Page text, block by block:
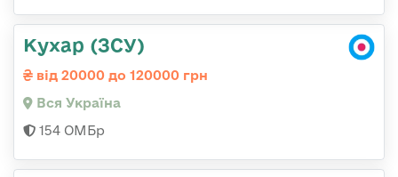
Кухар (ЗСУ)
від 20000 до 120000 грн
Вся Україна
154 ОМБр